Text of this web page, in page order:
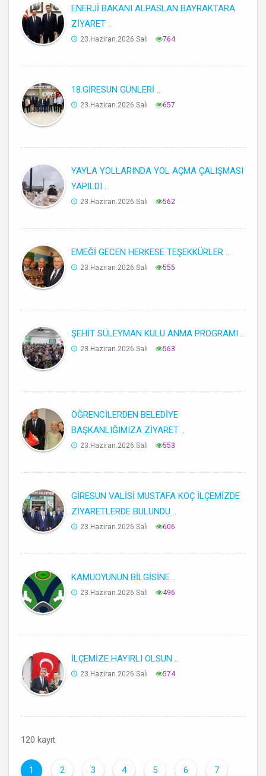
ENERJİ BAKANI ALPASLAN BAYRAKTARA
ZİYARET ..
23.Haziran.2026.Salı 764
18.GİRESUN GÜNLERİ ..
23.Haziran.2026.Salı 657
YAYLA YOLLARINDA YOL AÇMA ÇALIŞMASI
YAPILDI ..
23.Haziran.2026.Salı 562
EMEĞİ GECEN HERKESE TEŞEKKÜRLER ..
23.Haziran.2026.Salı 555
ŞEHİT SÜLEYMAN KULU ANMA PROGRAMI ..
23.Haziran.2026.Salı 563
ÖĞRENCİLERDEN BELEDİYE
BAŞKANLIĞIMIZA ZİYARET ..
23.Haziran.2026.Salı 553
GİRESUN VALİSİ MUSTAFA KOÇ İLÇEMİZDE
ZİYARETLERDE BULUNDU ..
23.Haziran.2026.Salı 606
KAMUOYUNUN BİLGİSİNE ..
23.Haziran.2026.Salı 496
İLÇEMİZE HAYIRLI OLSUN ..
23.Haziran.2026.Salı 574
120 kayıt
1 2 3 4 5 6 7